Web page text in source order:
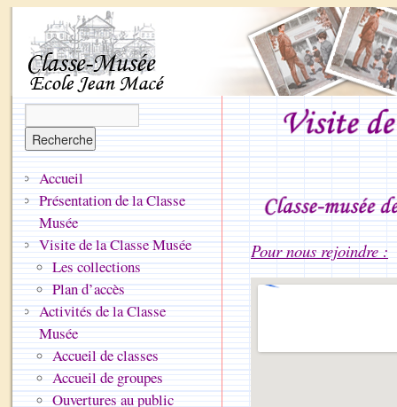
Pour nous rejoindre :
Accueil
Présentation de la Classe
Musée
Visite de la Classe Musée
Les collections
Plan d’accès
Activités de la Classe
Musée
Accueil de classes
Accueil de groupes
Ouvertures au public